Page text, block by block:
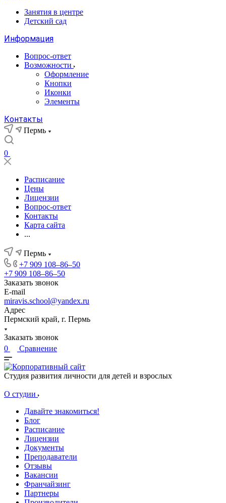
Занятия в центре
Детский сад
Информация
Вопрос-ответ
Возможности
Оформление
Кнопки
Иконки
Элементы
Контакты
Пермь
0
Расписание
Цены
Лицензии
Вопрос-ответ
Контакты
Карта сайта
...
Пермь
+7 909 108‒86‒50
+7 909 108‒86‒50
Заказать звонок
E-mail
miravis.school@yandex.ru
Адрес
Пермский край, г. Пермь
Заказать звонок
0
Сравнение
Студия развития личности для детей и взрослых
О студии
Давайте знакомиться!
Блог
Расписание
Лицензии
Документы
Преподаватели
Отзывы
Вакансии
Франчайзинг
Партнеры